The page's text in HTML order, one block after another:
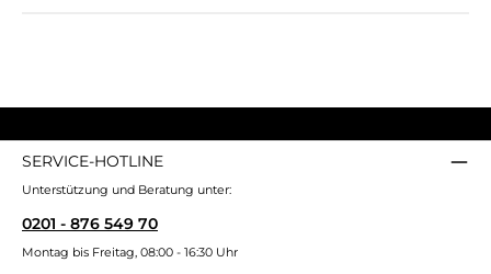
SERVICE-HOTLINE
Unterstützung und Beratung unter:
0201 - 876 549 70
Montag bis Freitag, 08:00 - 16:30 Uhr